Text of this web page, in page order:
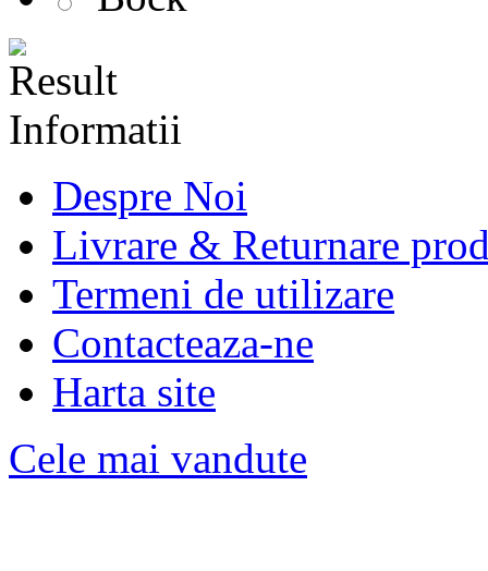
Informatii
Despre Noi
Livrare & Returnare
Termeni de utilizare
Contacteaza-ne
Harta site
Cele mai vandute